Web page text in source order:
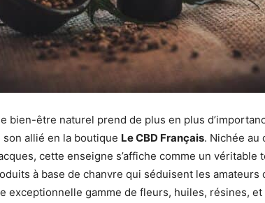
bien-être naturel prend de plus en plus
allié en la boutique Le CBD Français. Nichée
cette enseigne s’affiche comme un véritable
à base de chanvre qui séduisent les amateurs
exceptionnelle gamme de fleurs, huiles, résines, et